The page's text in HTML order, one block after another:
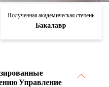
Полученная академическая степень
Бакалавр
Управление